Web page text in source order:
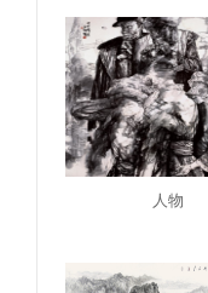
人物